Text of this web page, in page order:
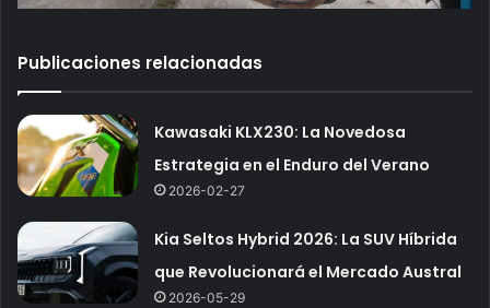
Publicaciones relacionadas
Kawasaki KLX230: La Novedosa
Estrategia en el Enduro del Verano
2026-02-27
Kia Seltos Hybrid 2026: La SUV Híbrida
que Revolucionará el Mercado Austral
2026-05-29